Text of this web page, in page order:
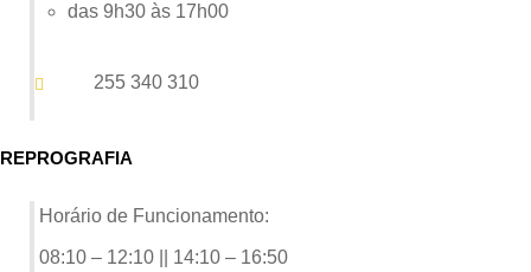
das 9h30 às 17h00
255 340 310
REPROGRAFIA
Horário de Funcionamento:
08:10 – 12:10 || 14:10 – 16:50